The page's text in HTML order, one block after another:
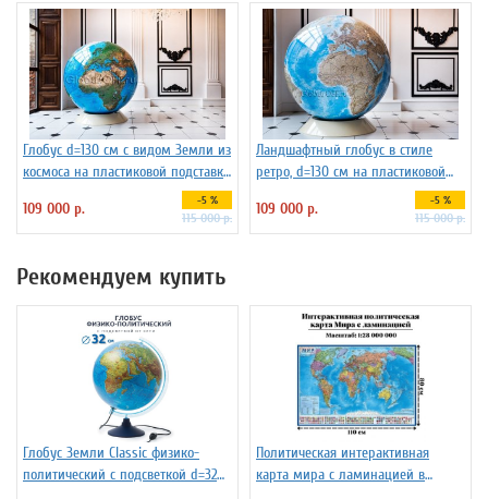
Глобус d=130 см c видом Земли из
космоса на пластиковой подставке,
109 000 р. -5 %
115 000 р.
Ландшафтный глобус в стиле
ретро, d=130 см на пластиковой
109 000 р. -5 %
115 000 р.
Рекомендуем купить
Глобус Земли Classic физико-
политический с подсветкой d=32
Политическая интерактивная
карта мира с ламинацией в